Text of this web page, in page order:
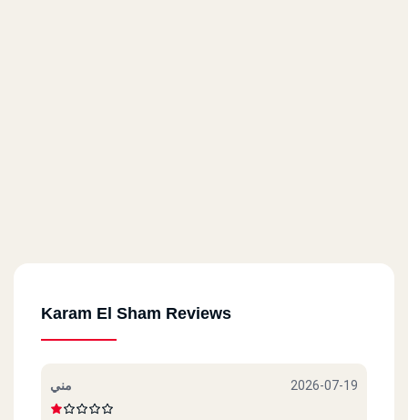
Karam El Sham Reviews
مني 2026-07-19